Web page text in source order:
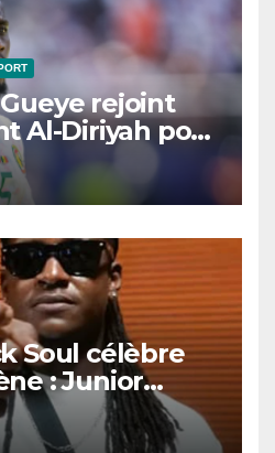
rejoint
Al-Diriyah pour
Soul célèbre
: Junior
un héritage